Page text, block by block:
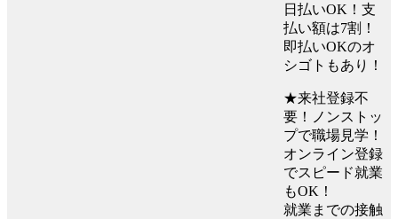
日払いOK！支
払い額は7割！
即払いOKのオ
シゴトもあり！
★来社登録不
要！ノンストッ
プで職場見学！
オンライン登録
でスピード就業
もOK！
就業までの接触